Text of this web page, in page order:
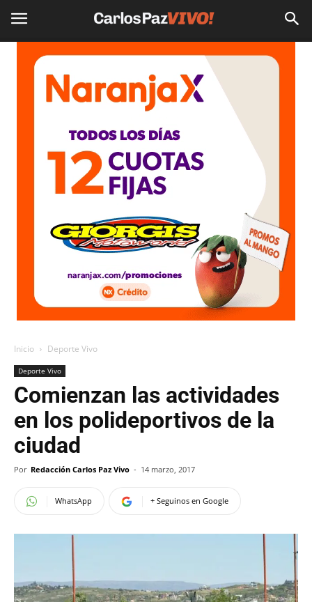
Inicio Deporte Vivo
Deporte Vivo
Comienzan las actividades
en los polideportivos de la
ciudad
Por Redacción Carlos Paz Vivo - 14 marzo, 2017
WhatsApp + Seguinos en Google